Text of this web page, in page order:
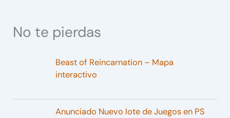
No te pierdas
Beast of Reincarnation – Mapa
interactivo
Anunciado Nuevo lote de Juegos en PS